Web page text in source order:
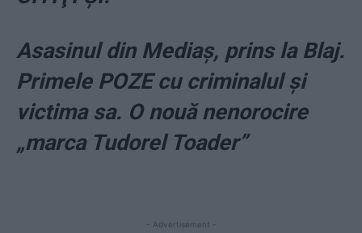
Asasinul din Mediaş, prins la Blaj.
Primele POZE cu criminalul şi
victima sa. O nouă nenorocire
„marca Tudorel Toader”
- Advertisement -